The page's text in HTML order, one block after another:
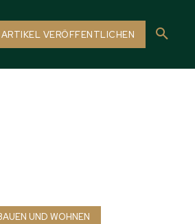
ARTIKEL VERÖFFENTLICHEN
UND WOHNEN